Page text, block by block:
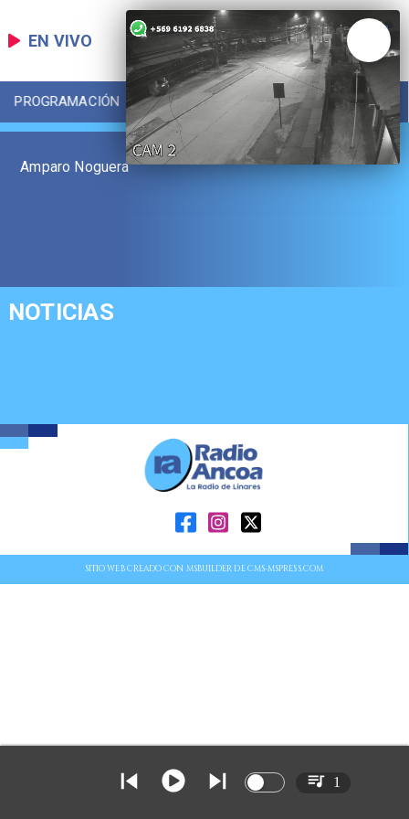
EN VIVO
PROGRAMACIÓN LOCAL DEPORTES
Amparo Noguera
NOTICIAS
SITIO WEB CREADO CON MSBUILDER DE CMS-MSPRESS.COM
1